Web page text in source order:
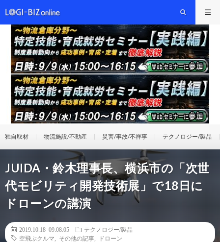
独自取材 物流施設/不動産 災害/事故/不祥事 テクノロジー/製品
JUIDA・鈴木理事長、横浜市の「次世
代モビリティ開発技術展」で18日に
ドローンの講演
2019.10.18 09:08:05
テクノロジー/製品
空飛ぶクルマ
その他の記事 ドローン